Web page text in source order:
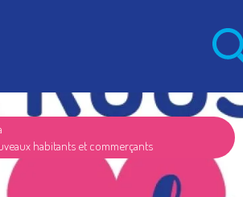
habitants et commerçants